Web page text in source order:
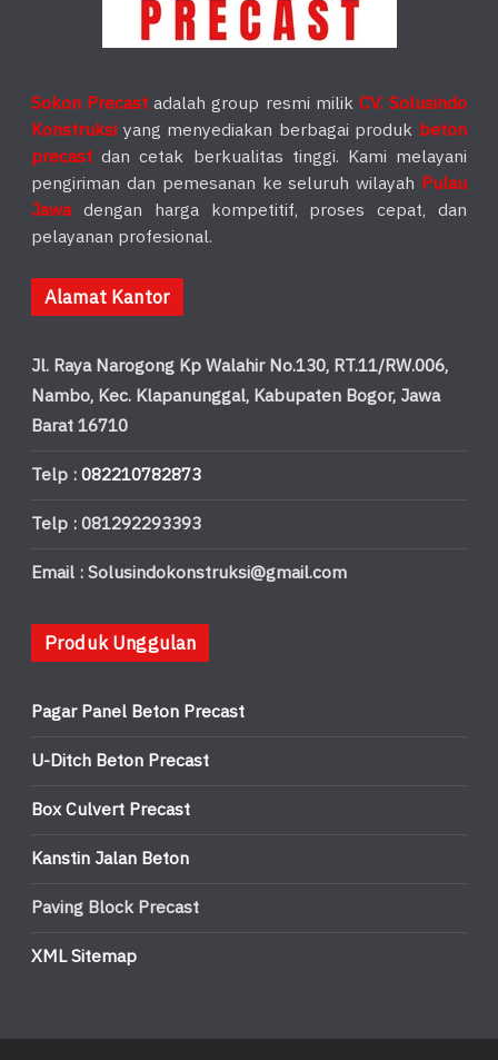
Sokon Precast adalah group resmi milik CV. Solusindo
Konstruksi yang menyediakan berbagai produk beton
precast dan cetak berkualitas tinggi. Kami melayani
pengiriman dan pemesanan ke seluruh wilayah Pulau
Jawadengan harga kompetitif, proses cepat, dan
pelayanan profesional.
Alamat Kantor
Jl. Raya Narogong Kp Walahir No.130, RT.11/RW.006,
Nambo, Kec. Klapanunggal, Kabupaten Bogor, Jawa
Barat 16710
Telp :082210782873
Telp : 081292293393
Email : Solusindokonstruksi@gmail.com
Produk Unggulan
Pagar Panel Beton Precast
U-Ditch Beton Precast
Box Culvert Precast
Kanstin Jalan Beton
Paving Block Precast
XML Sitemap